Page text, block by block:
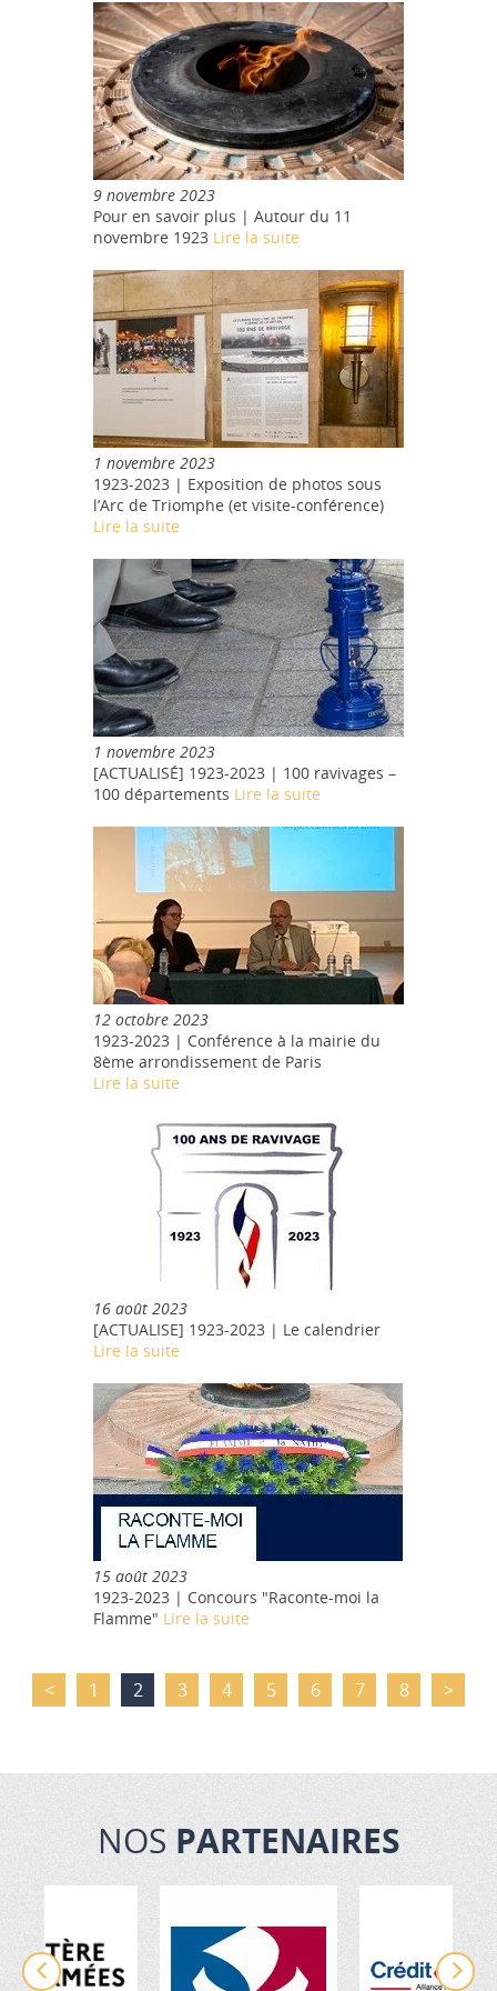
9 novembre 2023
Pour en savoir plus | Autour du 11
novembre 1923 Lire la suite
1 novembre 2023
1923-2023 | Exposition de photos sous
l’Arc de Triomphe (et visite-conférence)
Lire la suite
1 novembre 2023
[ACTUALISÉ] 1923-2023 | 100 ravivages –
100 départements Lire la suite
12 octobre 2023
1923-2023 | Conférence à la mairie du
8ème arrondissement de Paris
Lire la suite
16 août 2023
[ACTUALISE] 1923-2023 | Le calendrier
Lire la suite
15 août 2023
1923-2023 | Concours "Raconte-moi la
Flamme" Lire la suite
< 1 2 3 4 5 6 7 8 >
NOS PARTENAIRES